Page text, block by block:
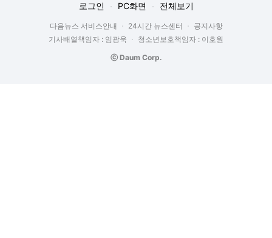
로그인 PC화면 전체보기
다음뉴스 서비스안내 24시간 뉴스센터
공지사항
기사배열책임자 : 임광욱
청소년보호책임자 : 이호원
ⓒ Daum Corp.